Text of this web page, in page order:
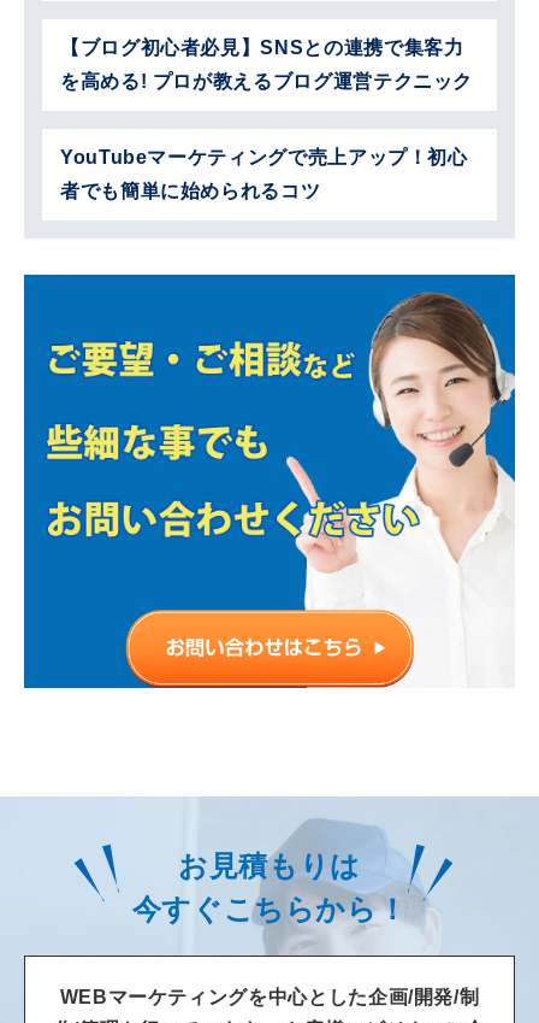
【ブログ初心者必見】SNSとの連携で集客力
を高める! プロが教えるブログ運営テクニック
YouTubeマーケティングで売上アップ！初心
者でも簡単に始められるコツ
お見積もりは
今すぐこちらから！
WEBマーケティングを中心とした企画/開発/制